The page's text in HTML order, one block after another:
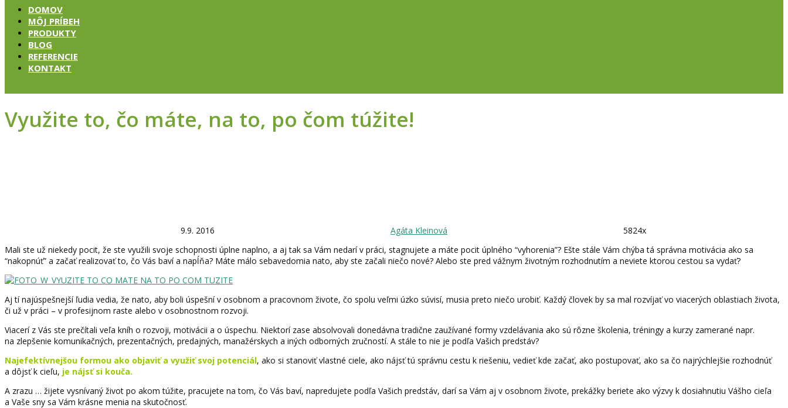
DOMOV
MÔJ PRÍBEH
PRODUKTY
BLOG
REFERENCIE
KONTAKT
Využite to, čo máte, na to, po čom túžite!
9.9. 2016 Agáta Kleinová
5824x
Mali ste už niekedy pocit, že ste využili svoje schopnosti úplne naplno, a aj tak sa Vám nedarí v práci, stagnujete a máte pocit úplného “vyhorenia”? Ešte stále Vám chýba tá správna motivácia ako sa
“nakopnúť” a začať realizovať to, čo Vás baví a napĺňa? Máte málo sebavedomia nato, aby ste začali niečo nové? Alebo ste pred vážnym životným rozhodnutím a neviete ktorou cestou sa vydať?
Aj tí najúspešnejší ľudia vedia, že nato, aby boli úspešní v osobnom a pracovnom živote, čo spolu veľmi úzko súvisí, musia preto niečo urobiť. Každý človek by sa mal rozvíjať vo viacerých oblastiach života,
či už v práci – v profesijnom raste alebo v osobnostnom rozvoji.
Viacerí z Vás ste prečítali veľa kníh o rozvoji, motivácii a o úspechu. Niektorí zase absolvovali donedávna tradične zaužívané formy vzdelávania ako sú rôzne školenia, tréningy a kurzy zamerané napr.
na zlepšenie komunikačných, prezentačných, predajných, manažérskych a iných odborných zručností. A stále to nie je podľa Vašich predstáv?
Najefektívnejšou formou ako objaviť a využiť svoj potenciál, ako si stanoviť vlastné ciele, ako nájsť tú správnu cestu k riešeniu, vedieť kde začať, ako postupovať, ako sa čo najrýchlejšie rozhodnúť
a dôjsť k cieľu, je nájsť si kouča.
A zrazu … žijete vysnívaný život po akom túžite, pracujete na tom, čo Vás baví, napredujete podľa Vašich predstáv, darí sa Vám aj v osobnom živote, prekážky beriete ako výzvy k dosiahnutiu Vášho cieľa
a Vaše sny sa Vám krásne menia na skutočnosť.